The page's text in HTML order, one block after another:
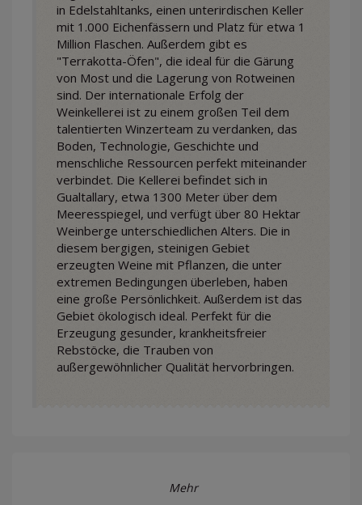
in Edelstahltanks, einen unterirdischen Keller
mit 1.000 Eichenfässern und Platz für etwa 1
Million Flaschen. Außerdem gibt es
"Terrakotta-Öfen", die ideal für die Gärung
von Most und die Lagerung von Rotweinen
sind. Der internationale Erfolg der
Weinkellerei ist zu einem großen Teil dem
talentierten Winzerteam zu verdanken, das
Boden, Technologie, Geschichte und
menschliche Ressourcen perfekt miteinander
verbindet. Die Kellerei befindet sich in
Gualtallary, etwa 1300 Meter über dem
Meeresspiegel, und verfügt über 80 Hektar
Weinberge unterschiedlichen Alters. Die in
diesem bergigen, steinigen Gebiet
erzeugten Weine mit Pflanzen, die unter
extremen Bedingungen überleben, haben
eine große Persönlichkeit. Außerdem ist das
Gebiet ökologisch ideal. Perfekt für die
Erzeugung gesunder, krankheitsfreier
Rebstöcke, die Trauben von
außergewöhnlicher Qualität hervorbringen.
Mehr